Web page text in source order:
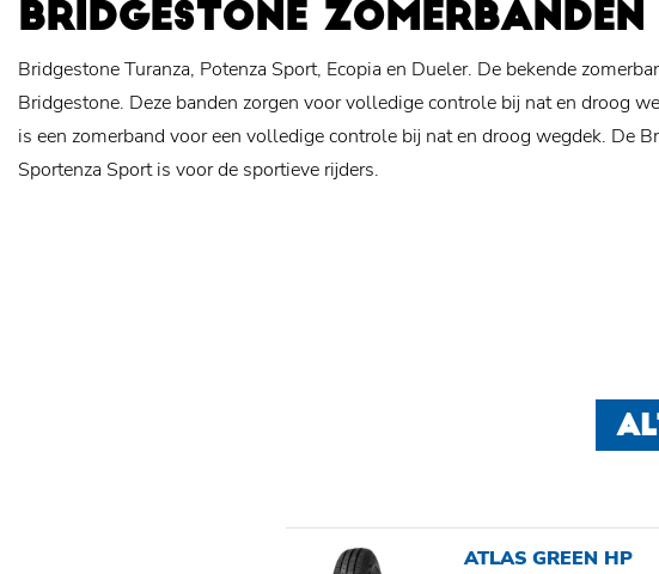
BRIDGESTONE ZOMERBANDEN
Bridgestone Turanza, Potenza Sport, Ecopia en Dueler. De bekende
Bridgestone. Deze banden zorgen voor volledige controle bij nat en droog
is een zomerband voor een volledige controle bij nat en droog wegdek. De
Sportenza Sport is voor de sportieve rijders.
ATLAS GREEN HP